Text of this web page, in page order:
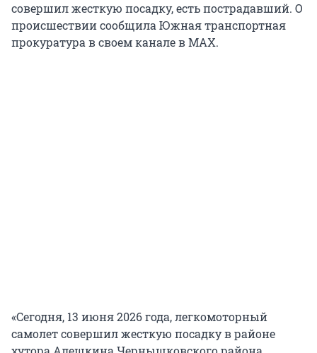
совершил жесткую посадку, есть пострадавший. О
происшествии сообщила Южная транспортная
прокуратура в своем канале в MAX.
«Сегодня, 13 июня 2026 года, легкомоторный
самолет совершил жесткую посадку в районе